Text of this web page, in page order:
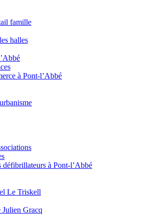
famille
halles
à Pont-l’Abbé
défibrillateurs à Pont-l’Abbé
Le Triskell
Julien Gracq